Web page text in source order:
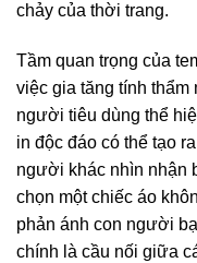
chảy của thời trang.
Tầm quan trọng của
việc gia tăng tính thẩm
người tiêu dùng thể
in độc đáo có thể tạo
người khác nhìn nhận
chọn một chiếc áo
phản ánh con người
chính là cầu nối giữa